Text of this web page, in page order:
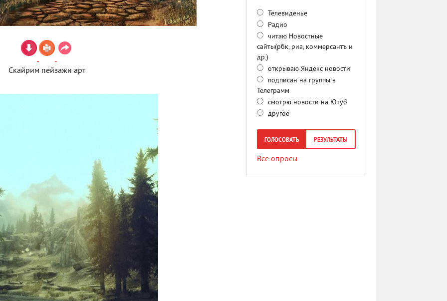
Скайрим пейзажи арт
Телевиденье
Радио
читаю Новостные
сайты(рбк, риа, коммерсантъ и
др.)
открываю Яндекс новости
подписан на группы в
Телеграмм
смотрю новости на Ютуб
другое
ГОЛОСОВАТЬ РЕЗУЛЬТАТЫ
Все опросы